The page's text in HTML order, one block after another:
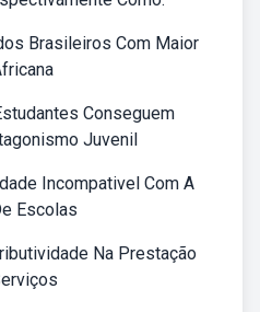
Brasileiros Com Maior
Conseguem
Juvenil
Incompativel Com A
Escolas
Na Prestação